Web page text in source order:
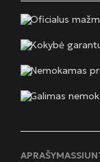
Oficialus
Kokybė
Nemokamas
Galimas
APRAŠYMAS